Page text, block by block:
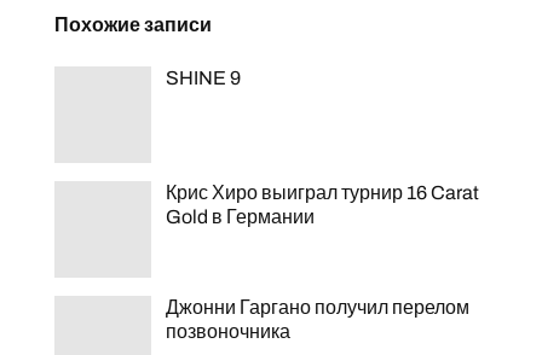
Похожие записи
SHINE 9
Крис Хиро выиграл турнир 16 Carat
Gold в Германии
Джонни Гаргано получил перелом
позвоночника